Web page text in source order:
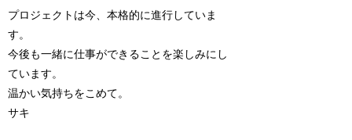
プロジェクトは今、本格的に進行していま
す。
今後も一緒に仕事ができることを楽しみにし
ています。
温かい気持ちをこめて。
サキ